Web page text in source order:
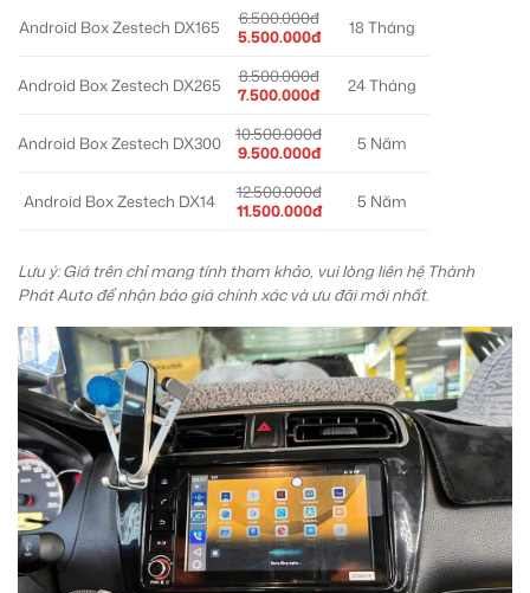
Android Box Zestech DX165
6.500.000đ
5.500.000đ
18 Tháng
Android Box Zestech DX265
8.500.000đ
7.500.000đ
24 Tháng
Android Box Zestech DX300
10.500.000đ
9.500.000đ
5 Năm
Android Box Zestech DX14
12.500.000đ
11.500.000đ
5 Năm
Lưu ý: Giá trên chỉ mang tính tham khảo, vui lòng liên hệ Thành
Phát Auto để nhận báo giá chính xác và ưu đãi mới nhất.